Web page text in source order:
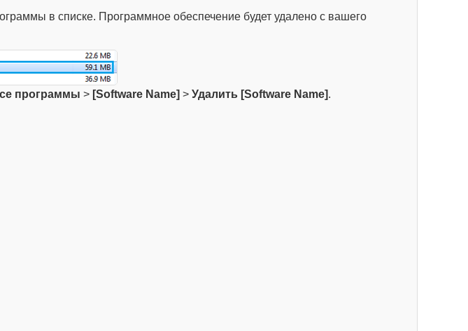
в списке. Программное обеспечение будет удалено с вашего
программы > [Software Name] > Удалить [Software Name].